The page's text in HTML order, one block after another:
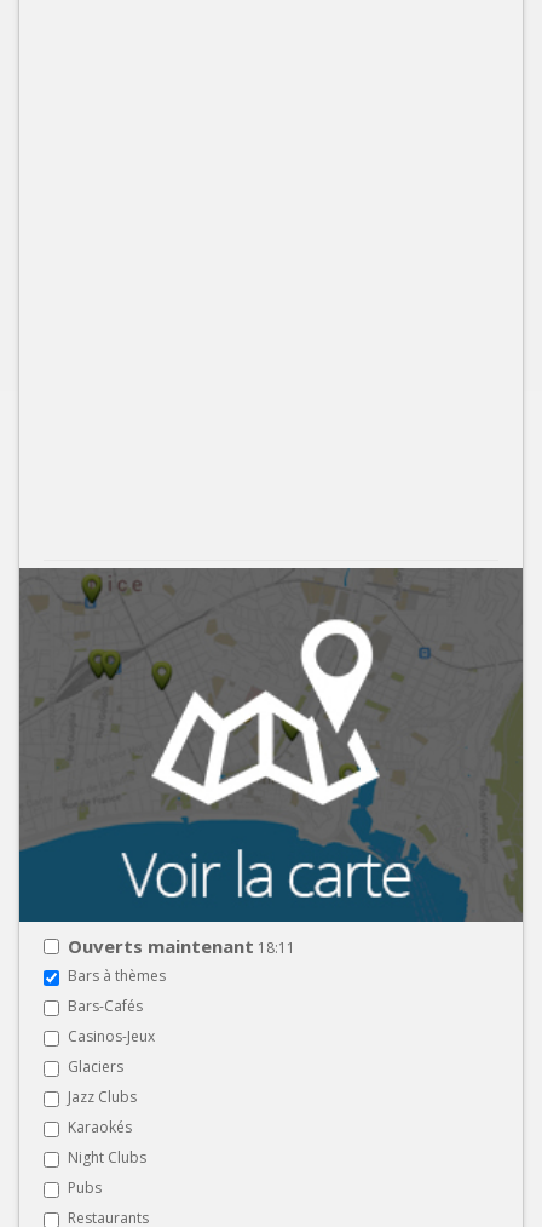
Ouverts maintenant 18:11
Bars à thèmes
Bars-Cafés
Casinos-Jeux
Glaciers
Jazz Clubs
Karaokés
Night Clubs
Pubs
Restaurants